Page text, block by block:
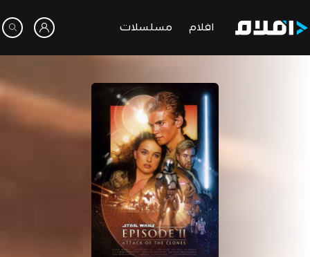
افلام مسلسلات